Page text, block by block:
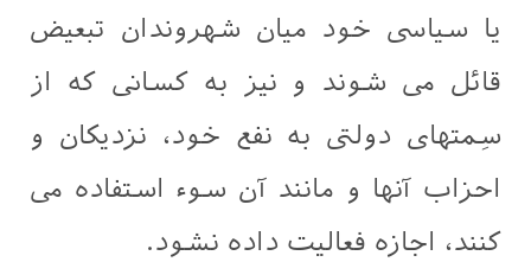
یا سیاسی خود میان شهروندان تبعیض
قائل می شوند و نیز به کسانی که از
سِمتهای دولتی به نفع خود، نزدیکان و
احزاب آنها و مانند آن سوء استفاده می
کنند، اجازه فعالیت داده نشود.